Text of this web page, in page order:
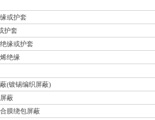
或护套
护套
缘或护套
绝缘
(镀锡编织屏蔽)
蔽
膜绕包屏蔽